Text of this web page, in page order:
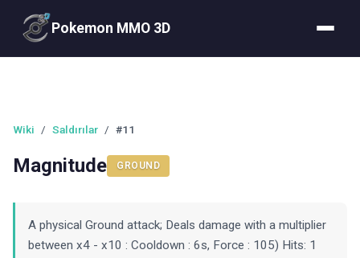
Pokemon MMO 3D
Wiki / Saldırılar / #11
Magnitude GROUND
A physical Ground attack; Deals damage with a multiplier
between x4 - x10 : Cooldown : 6s, Force : 105) Hits: 1